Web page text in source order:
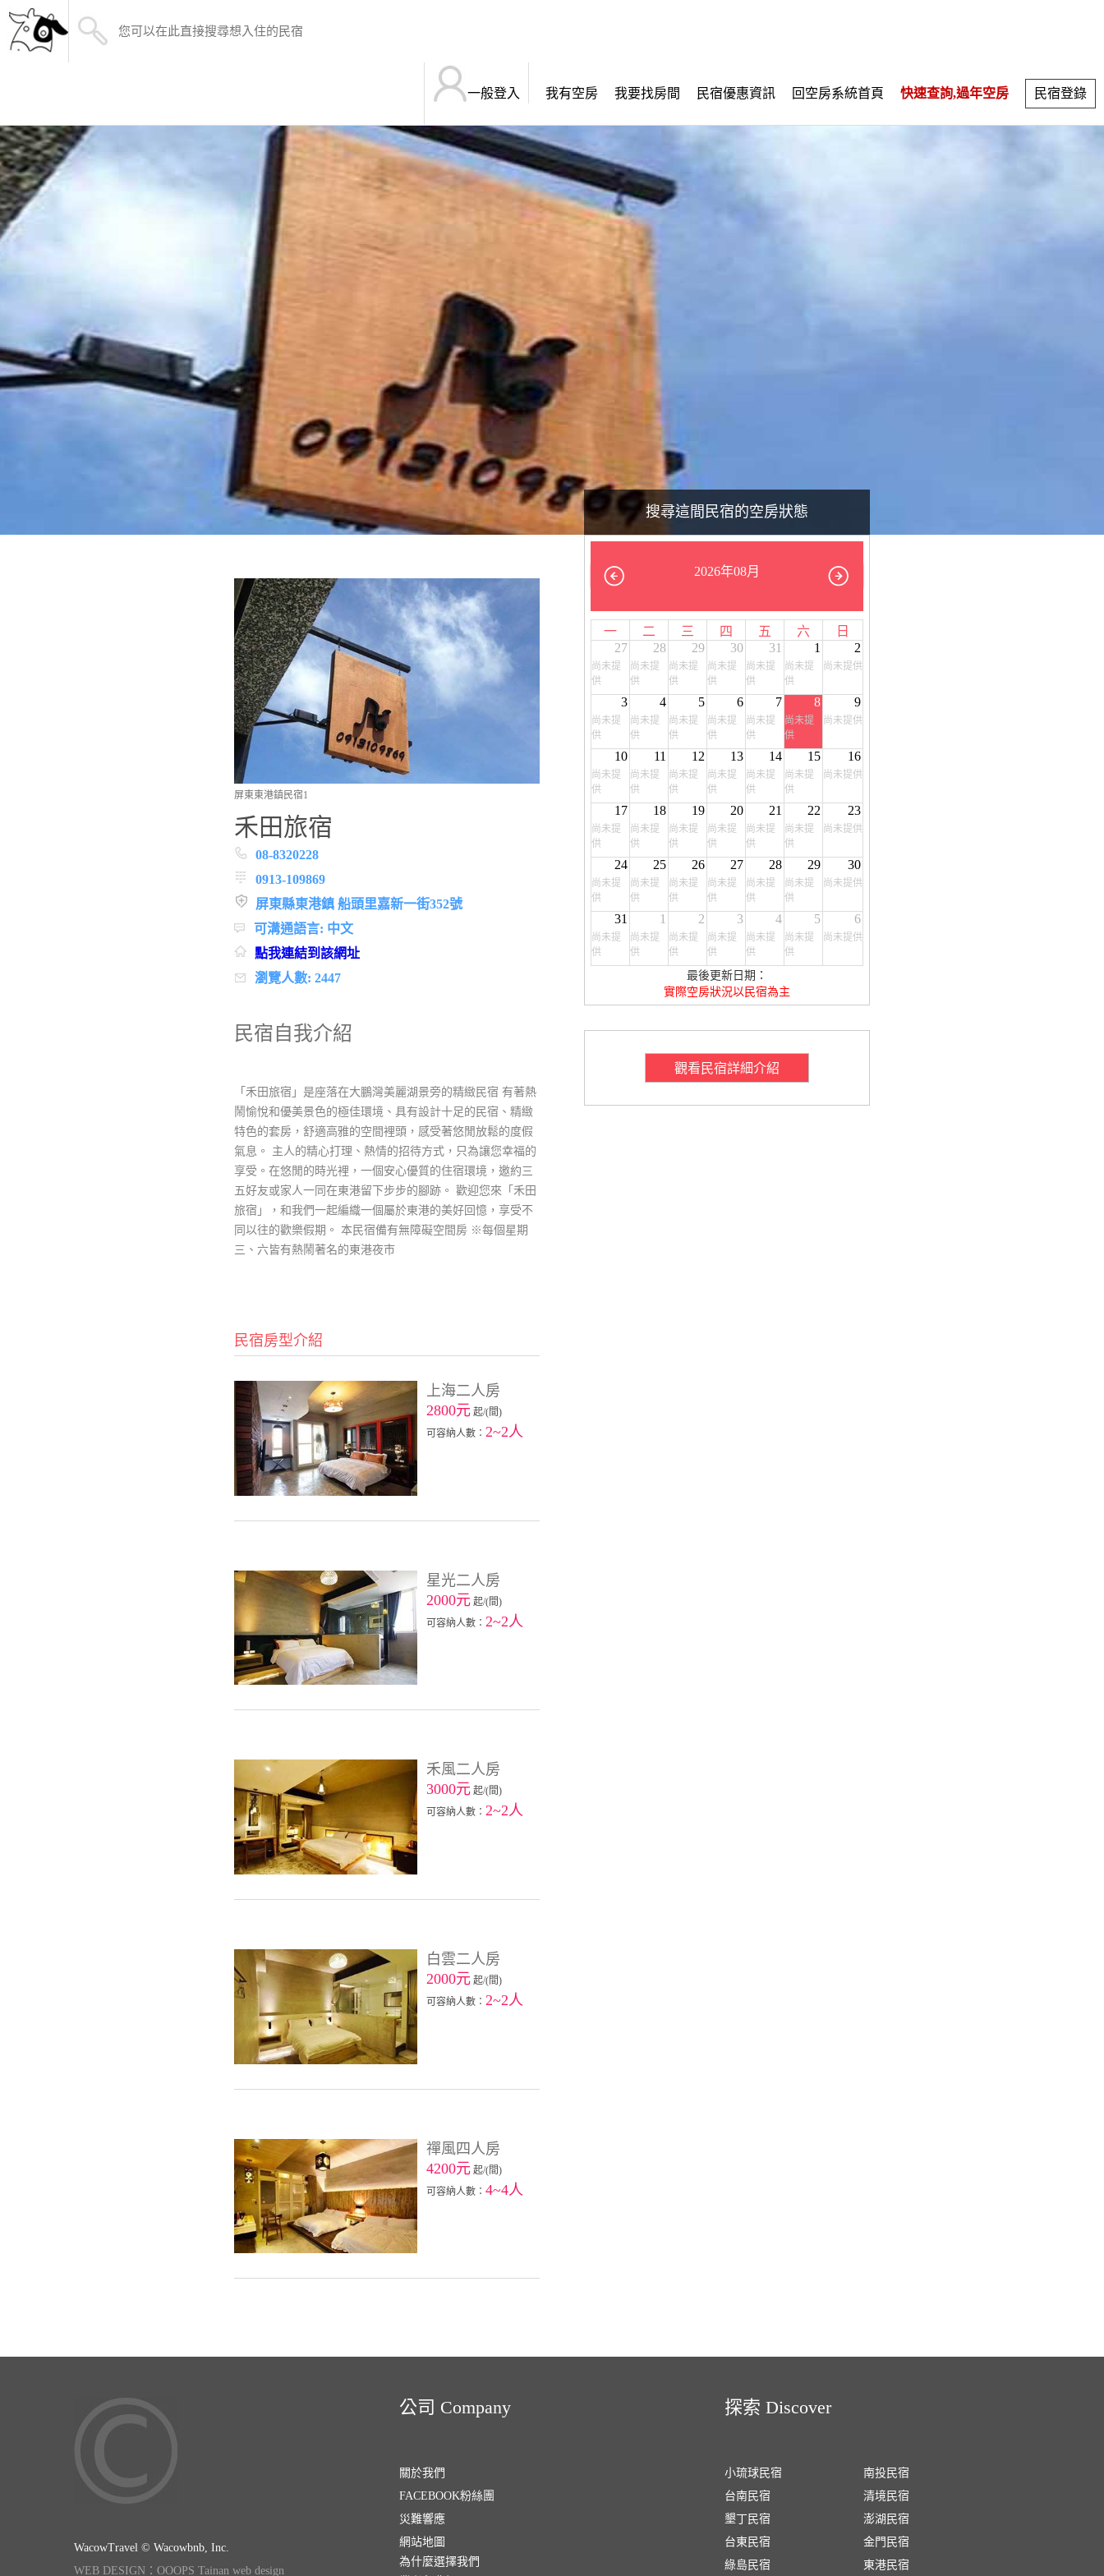
一般登入 我有空房 我要找房間 民宿優惠資訊 回空房系統首頁 快速查詢,過年空房 民宿登錄
搜尋這間民宿的空房狀態
2026年08月
一 二 三 四 五 六
日
27
尚未提
供
28
尚未提
供
29
尚未提
供
30
尚未提
供
31
尚未提
供
1
尚未提
供
2
尚未提供
3
尚未提
供
4
尚未提
供
5
尚未提
供
6
尚未提
供
7
尚未提
供
8
尚未提
供
9
尚未提供
10
尚未提
供
11
尚未提
供
12
尚未提
供
13
尚未提
供
14
尚未提
供
15
尚未提
供
16
尚未提供
17
尚未提
供
18
尚未提
供
19
尚未提
供
20
尚未提
供
21
尚未提
供
22
尚未提
供
23
尚未提供
24
尚未提
供
25
尚未提
供
26
尚未提
供
27
尚未提
供
28
尚未提
供
29
尚未提
供
30
尚未提供
31
尚未提
供
1
尚未提
供
2
尚未提
供
3
尚未提
供
4
尚未提
供
5
尚未提
供
6
尚未提供
最後更新日期：
實際空房狀況以民宿為主
觀看民宿詳細介紹
屏東東港鎮民宿1
禾田旅宿
08-8320228
0913-109869
屏東縣東港鎮 船頭里嘉新一街352號
可溝通語言: 中文
點我連結到該網址
瀏覽人數: 2447
民宿自我介紹
「禾田旅宿」是座落在大鵬灣美麗湖景旁的精緻民宿 有著熱
鬧愉悅和優美景色的極佳環境、具有設計十足的民宿、精緻
特色的套房，舒適高雅的空間裡頭，感受著悠閒放鬆的度假
氣息。 主人的精心打理、熱情的招待方式，只為讓您幸福的
享受。在悠閒的時光裡，一個安心優質的住宿環境，邀約三
五好友或家人一同在東港留下步步的腳跡。 歡迎您來「禾田
旅宿」，和我們一起編織一個屬於東港的美好回憶，享受不
同以往的歡樂假期。 本民宿備有無障礙空間房 ※每個星期
三、六皆有熱鬧著名的東港夜市
民宿房型介紹
上海二人房
2800元 起/(間)
可容納人數： 2~2人
星光二人房
2000元 起/(間)
可容納人數： 2~2人
禾風二人房
3000元 起/(間)
可容納人數： 2~2人
白雲二人房
2000元 起/(間)
可容納人數： 2~2人
禪風四人房
4200元 起/(間)
可容納人數： 4~4人
WacowTravel © Wacowbnb, Inc.
WEB DESIGN：OOOPS Tainan web design
公司 Company
關於我們
FACEBOOK粉絲團
災難響應
網站地圖
為什麼選擇我們
探索 Discover
小琉球民宿
台南民宿
墾丁民宿
台東民宿
綠島民宿
南投民宿
清境民宿
澎湖民宿
金門民宿
東港民宿